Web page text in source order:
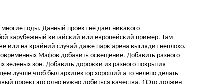
годы. Данный проект не дает никакого
зарубежный китайский или европейский пример. Там
или на крайний случай даже парк арена выглядит неплохо.
Мафов добавить освещение. Добавить разного
зеленых зон. Добавить дорожки из разного покрытия
лучше чтоб был архитектор хороший а то нелепо делать